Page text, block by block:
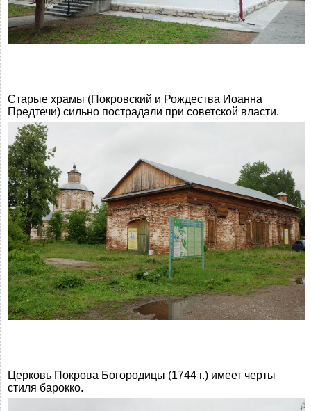
Старые храмы (Покровский и Рождества Иоанна
Предтечи) сильно пострадали при советской власти.
Церковь Покрова Богородицы (1744 г.) имеет черты
стиля барокко.